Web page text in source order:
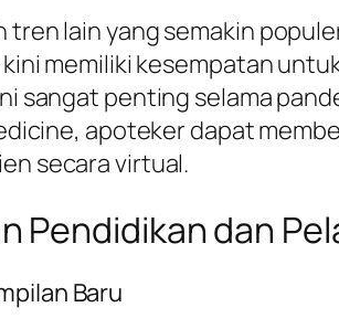
tren lain yang semakin
memiliki kesempatan
sangat penting selama
apoteker dapat
secara virtual.
Pendidikan dan
Baru